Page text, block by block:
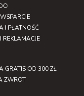
I PŁATNOŚĆ
REKLAMACJE
GRATIS OD 300 ZŁ
ZWROT